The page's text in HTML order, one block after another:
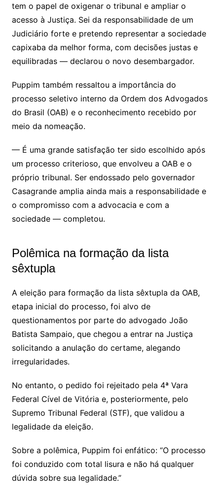
tem o papel de oxigenar o tribunal e ampliar o
acesso à Justiça. Sei da responsabilidade de um
Judiciário forte e pretendo representar a sociedade
capixaba da melhor forma, com decisões justas e
equilibradas — declarou o novo desembargador.
Puppim também ressaltou a importância do
processo seletivo interno da Ordem dos Advogados
do Brasil (OAB) e o reconhecimento recebido por
meio da nomeação.
— É uma grande satisfação ter sido escolhido após
um processo criterioso, que envolveu a OAB e o
próprio tribunal. Ser endossado pelo governador
Casagrande amplia ainda mais a responsabilidade e
o compromisso com a advocacia e com a
sociedade — completou.
Polêmica na formação da lista
sêxtupla
A eleição para formação da lista sêxtupla da OAB,
etapa inicial do processo, foi alvo de
questionamentos por parte do advogado João
Batista Sampaio, que chegou a entrar na Justiça
solicitando a anulação do certame, alegando
irregularidades.
No entanto, o pedido foi rejeitado pela 4ª Vara
Federal Cível de Vitória e, posteriormente, pelo
Supremo Tribunal Federal (STF), que validou a
legalidade da eleição.
Sobre a polêmica, Puppim foi enfático: “O processo
foi conduzido com total lisura e não há qualquer
dúvida sobre sua legalidade.”